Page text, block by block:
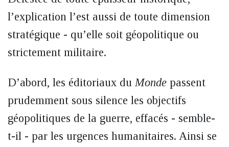
l’explication l’est aussi de toute dimension
stratégique - qu’elle soit géopolitique ou
strictement militaire.
D’abord, les éditoriaux duMonde passent
prudemment sous silence les objectifs
géopolitiques de la guerre, effacés - semble-
t-il - par les urgences humanitaires. Ainsi se